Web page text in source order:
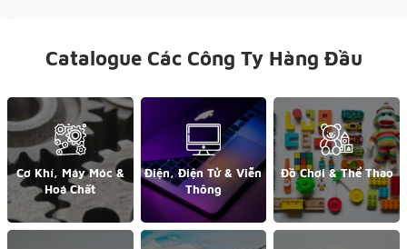
Catalogue Các Công Ty Hàng Đầu
Cơ Khí, Máy Móc &
Hoá Chất
Điện, Điện Tử & Viễn
Thông
Đồ Chơi & Thể Thao